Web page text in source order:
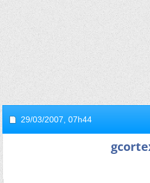
29/03/2007, 07h44